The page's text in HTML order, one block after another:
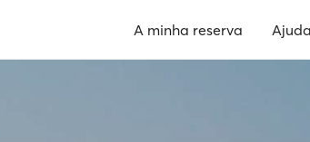
A minha reserva Ajuda